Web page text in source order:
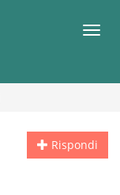
Rispondi